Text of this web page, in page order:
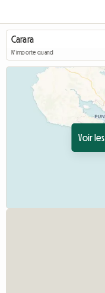
N'importe quand
Voir